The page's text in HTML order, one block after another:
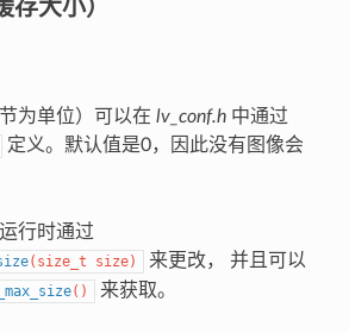
为单位）可以在 lv_conf.h中通过
定义。默认值是0，因此没有图像会
行时通过
( size_t size)
来更改， 并且可以
( ) 来获取。